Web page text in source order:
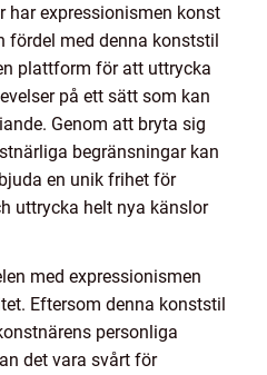
har expressionismen konst
fördel med denna konststil
plattform för att uttrycka
på ett sätt som kan
Genom att bryta sig
begränsningar kan
en unik frihet för
uttrycka helt nya känslor
med expressionismen
Eftersom denna konststil
personliga
det vara svårt för